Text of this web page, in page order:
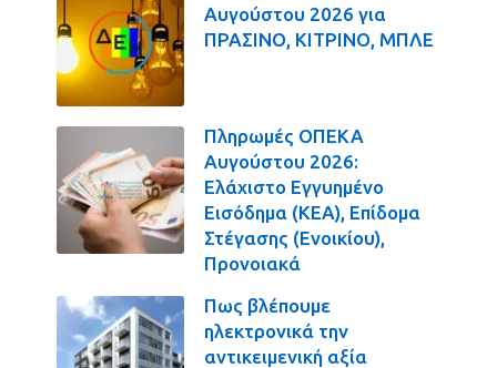
Αυγούστου 2026 για
ΠΡΑΣΙΝΟ, ΚΙΤΡΙΝΟ, ΜΠΛΕ
Πληρωμές ΟΠΕΚΑ
Αυγούστου 2026:
Ελάχιστο Εγγυημένο
Εισόδημα (ΚΕΑ), Επίδομα
Στέγασης (Ενοικίου),
Προνοιακά
Πως βλέπουμε
ηλεκτρονικά την
αντικειμενική αξία